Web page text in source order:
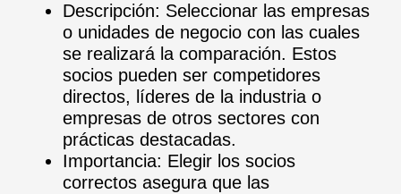
Descripción: Seleccionar las empresas
o unidades de negocio con las cuales
se realizará la comparación. Estos
socios pueden ser competidores
directos, líderes de la industria o
empresas de otros sectores con
prácticas destacadas.
Importancia: Elegir los socios
correctos asegura que las